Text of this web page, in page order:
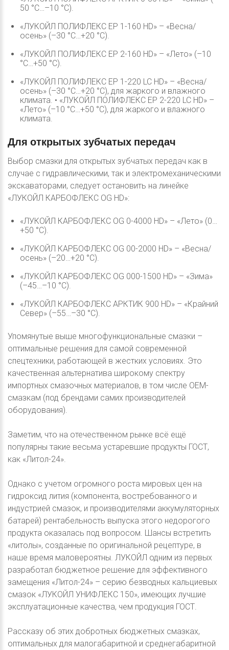
50 °С…–10 °С).
«ЛУКОЙЛ ПОЛИФЛЕКС ЕР 1-160 HD» – «Весна/
осень» (–30 °С…+20 °С).
«ЛУКОЙЛ ПОЛИФЛЕКС ЕР 2-160 HD» – «Лето» (–10
°С…+50 °С).
«ЛУКОЙЛ ПОЛИФЛЕКС ЕР 1-220 LC HD» – «Весна/
осень» (–30 °С…+20 °С), для жаркого и влажного
климата. • «ЛУКОЙЛ ПОЛИФЛЕКС ЕР 2-220 LC HD» –
«Лето» (–10 °С…+50 °С), для жаркого и влажного
климата.
Для открытыхзубчатых передач
Выбор смазки для открытых зубчатых передач как в
случае с гидравлическими, так и электромеханическими
экскаваторами, следует остановить на линейке
«ЛУКОЙЛ КАРБОФЛЕКС OG HD»:
«ЛУКОЙЛ КАРБОФЛЕКС OG 0-4000 HD» – «Лето» (0…
+50 °С).
«ЛУКОЙЛ КАРБОФЛЕКС OG 00-2000 HD» – «Весна/
осень» (–20…+20 °С).
«ЛУКОЙЛ КАРБОФЛЕКС OG 000-1500 HD» – «Зима»
(–45…–10 °С).
«ЛУКОЙЛ КАРБОФЛЕКС АРКТИК 900 HD» – «Крайний
Север» (–55…–30 °С).
Упомянутые выше многофункциональные смазки –
оптимальные решения для самой современной
спецтехники, работающей в жестких условиях. Это
качественная альтернатива широкому спектру
импортных смазочных материалов, в том числе OEM-
смазкам (под брендами самих производителей
оборудования).
Заметим, что на отечественном рынке всё ещё
популярны такие весьма устаревшие продукты ГОСТ,
как «Литол-24».
Однако с учетом огромного роста мировых цен на
гидроксид лития (компонента, востребованного и
индустрией смазок, и производителями аккумуляторных
батарей) рентабельность выпуска этого недорогого
продукта оказалась под вопросом. Шансы встретить
«литолы», созданные по оригинальной рецептуре, в
наше время маловероятны. ЛУКОЙЛ одним из первых
разработал бюджетное решение для эффективного
замещения «Литол-24» – серию безводных кальциевых
смазок «ЛУКОЙЛ УНИФЛЕКС 150», имеющих лучшие
эксплуатационные качества, чем продукция ГОСТ.
Рассказу об этих добротных бюджетных смазках,
оптимальных для малогабаритной и среднегабаритной